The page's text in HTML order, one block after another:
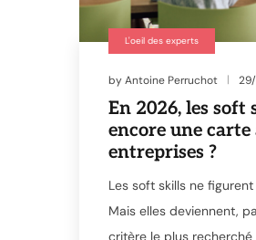
L'oeil des experts
byAntoine Perruchot
En 2026, les soft
encore une
entreprises ?
Les soft skills ne
Mais elles deviennent,
critère le plus